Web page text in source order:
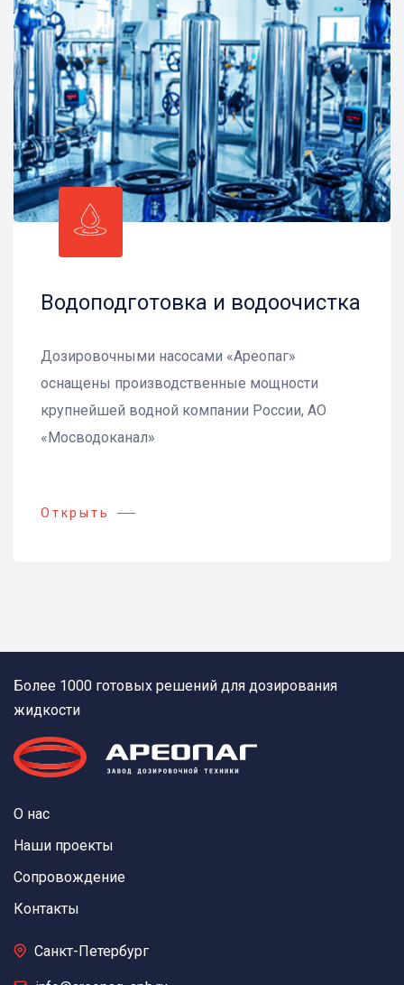
Водоподготовка и водоочистка
Дозировочными насосами «Ареопаг»
оснащены производственные мощности
крупнейшей водной компании России, АО
«Мосводоканал»
Открыть
Более 1000 готовых решений для дозирования
жидкости
О нас
Наши проекты
Сопровождение
Контакты
Санкт-Петербург